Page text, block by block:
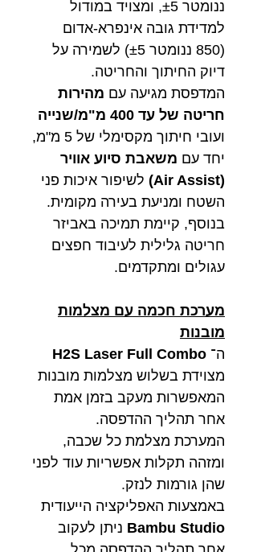
ננומטר ±5, ומצויד במודול
למדידת גובה אינפרא-אדום
(850 ננומטר ±5) לשמירה על
דיוק החיתוך והחריטה.
המדפסת מגיעה עם מהירות
חריטה של עד 400 מ"מ/שנייה
ועובי חיתוך מקסימלי של 5 מ"מ,
יחד עם משאבת סיוע אוויר
(Air Assist)
לשיפור איכות פני
השטח ומניעת בעירה מקומית.
בנוסף, קיימת תמיכה באביזר
חריטה גלילית לעיבוד חפצים
עגולים ומתקדמים.
מערכת חכמה עם מצלמות
מובנות​​​​​​​
ה־ H2S Laser Full Combo
מצוידת בשלוש מצלמות מובנות
המאפשרות מעקב בזמן אמת
אחר תהליך ההדפסה.
המערכת מצלמת כל שכבה,
ומזהה תקלות אפשריות עוד לפני
שהן גורמות לנזק.
באמצעות האפליקציה הייעודית
Bambu Studio ניתן לעקוב